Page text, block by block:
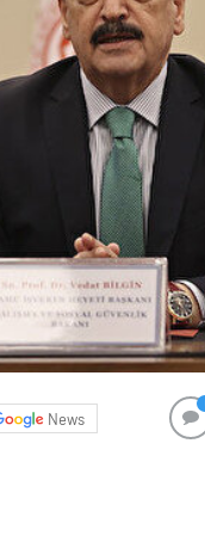
News